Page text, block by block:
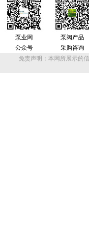
泵业网
公众号
泵阀产品
采购咨询
免责声明：本网所展示的